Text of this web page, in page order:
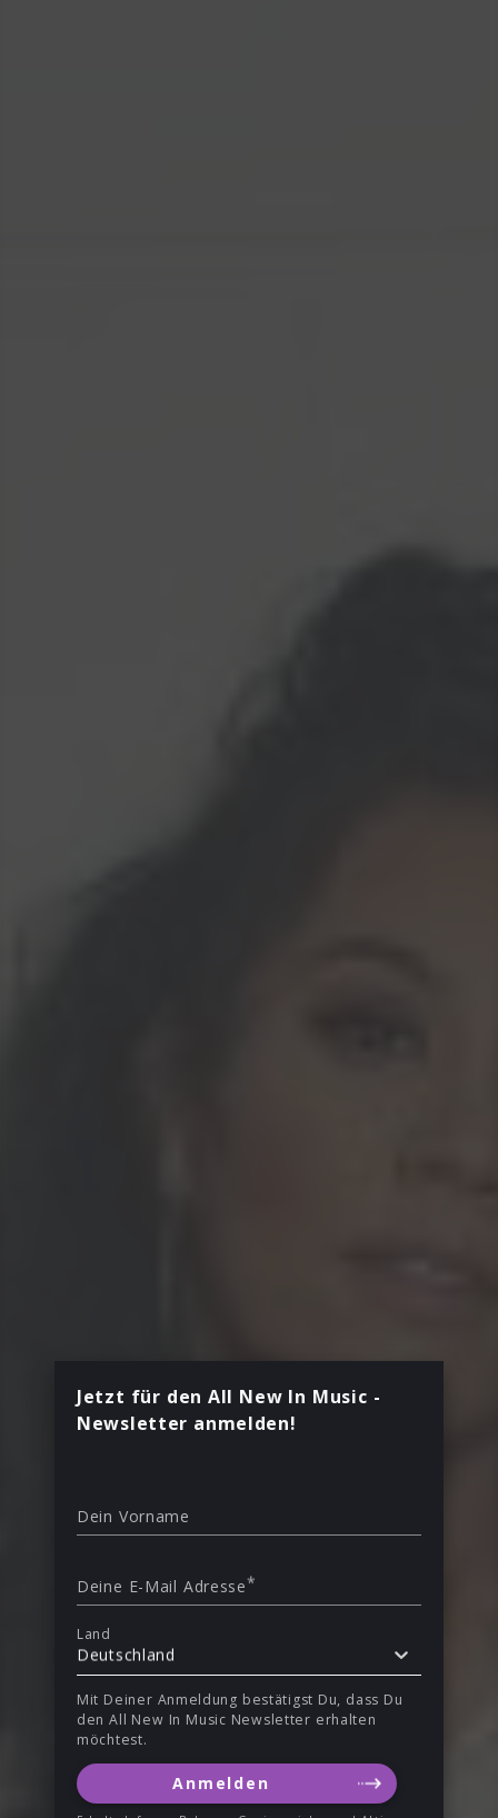
Jetzt für den All New In Music -
Newsletter anmelden!
Dein Vorname
Deine E-Mail Adresse*
Land
Deutschland
Mit Deiner Anmeldung bestätigst Du, dass Du
den All New In Music Newsletter erhalten
möchtest.
Anmelden